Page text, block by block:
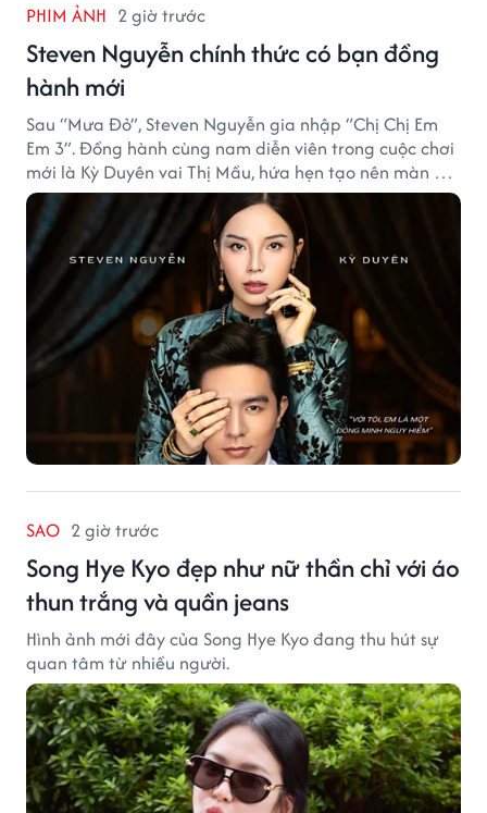
PHIM ẢNH 2 giờ trước
Steven Nguyễn chính thức có bạn đồng
hành mới
Sau “Mưa Đỏ”, Steven Nguyễn gia nhập “Chị Chị Em
Em 3”. Đồng hành cùng nam diễn viên trong cuộc chơi
mới là Kỳ Duyên vai Thị Mầu, hứa hẹn tạo nên màn kết
hợp nhiều bất ngờ.
SAO 2 giờ trước
Song Hye Kyo đẹp như nữ thần chỉ với áo
thun trắng và quần jeans
Hình ảnh mới đây của Song Hye Kyo đang thu hút sự
quan tâm từ nhiều người.